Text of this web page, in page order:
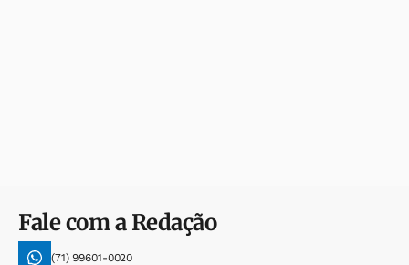
Fale com a Redação
(71) 99601-0020